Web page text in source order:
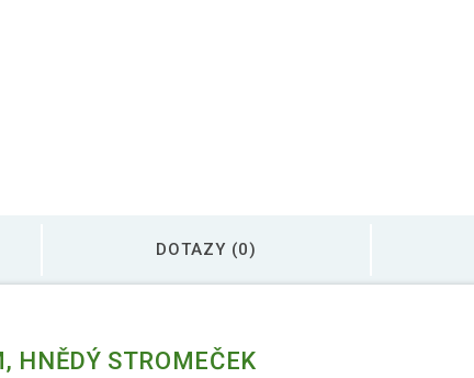
DOTAZY (0)
HNĚDÝ STROMEČEK